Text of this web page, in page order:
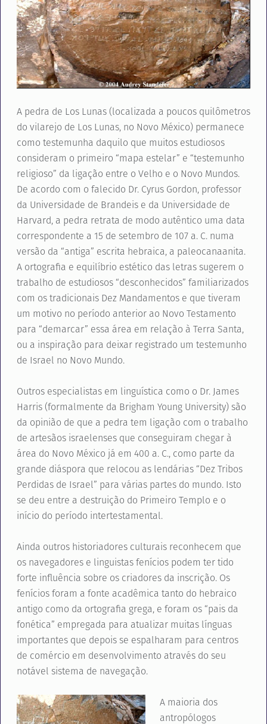
A pedra de Los Lunas (localizada a poucos quilômetros
do vilarejo de Los Lunas, no Novo México) permanece
como testemunha daquilo que muitos estudiosos
consideram o primeiro “mapa estelar” e “testemunho
religioso” da ligação entre o Velho e o Novo Mundos.
De acordo com o falecido Dr. Cyrus Gordon, professor
da Universidade de Brandeis e da Universidade de
Harvard, a pedra retrata de modo autêntico uma data
correspondente a 15 de setembro de 107 a. C. numa
versão da “antiga” escrita hebraica, a paleocanaanita.
A ortografia e equilíbrio estético das letras sugerem o
trabalho de estudiosos “desconhecidos” familiarizados
com os tradicionais Dez Mandamentos e que tiveram
um motivo no período anterior ao Novo Testamento
para “demarcar” essa área em relação à Terra Santa,
ou a inspiração para deixar registrado um testemunho
de Israel no Novo Mundo.
Outros especialistas em linguística como o Dr. James
Harris (formalmente da Brigham Young University) são
da opinião de que a pedra tem ligação com o trabalho
de artesãos israelenses que conseguiram chegar à
área do Novo México já em 400 a. C., como parte da
grande diáspora que relocou as lendárias “Dez Tribos
Perdidas de Israel” para várias partes do mundo. Isto
se deu entre a destruição do Primeiro Templo e o
início do período intertestamental.
Ainda outros historiadores culturais reconhecem que
os navegadores e linguistas fenícios podem ter tido
forte influência sobre os criadores da inscrição. Os
fenícios foram a fonte acadêmica tanto do hebraico
antigo como da ortografia grega, e foram os “pais da
fonética” empregada para atualizar muitas línguas
importantes que depois se espalharam para centros
de comércio em desenvolvimento através do seu
notável sistema de navegação.
A maioria dos
antropólogos